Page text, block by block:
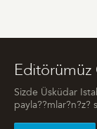
Editörümüz
Sizde Üsküdar
payla??mlar?n?z?